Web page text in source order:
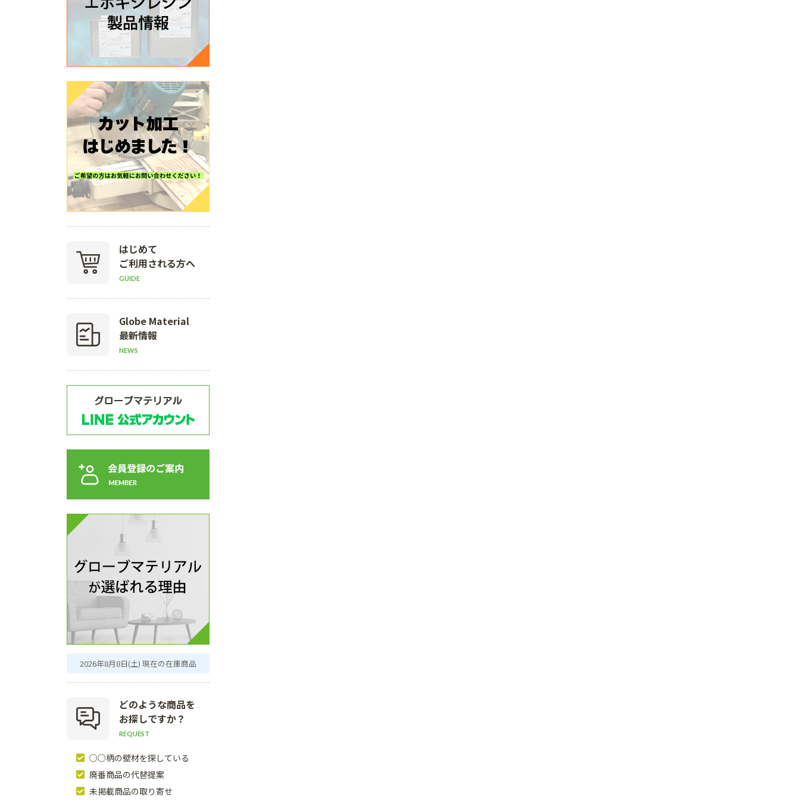
はじめて
ご利用される方へ
GUIDE
Globe Material
最新情報
NEWS
2026年8月8日(土) 現在の在庫商品
どのような商品を
お探しですか？
REQUEST
○○柄の壁材を探している
廃番商品の代替提案
未掲載商品の取り寄せ